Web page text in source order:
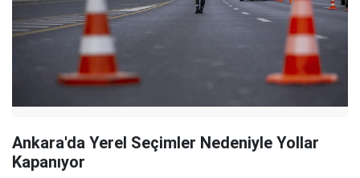
Ankara'da Yerel Seçimler Nedeniyle Yollar
Kapanıyor